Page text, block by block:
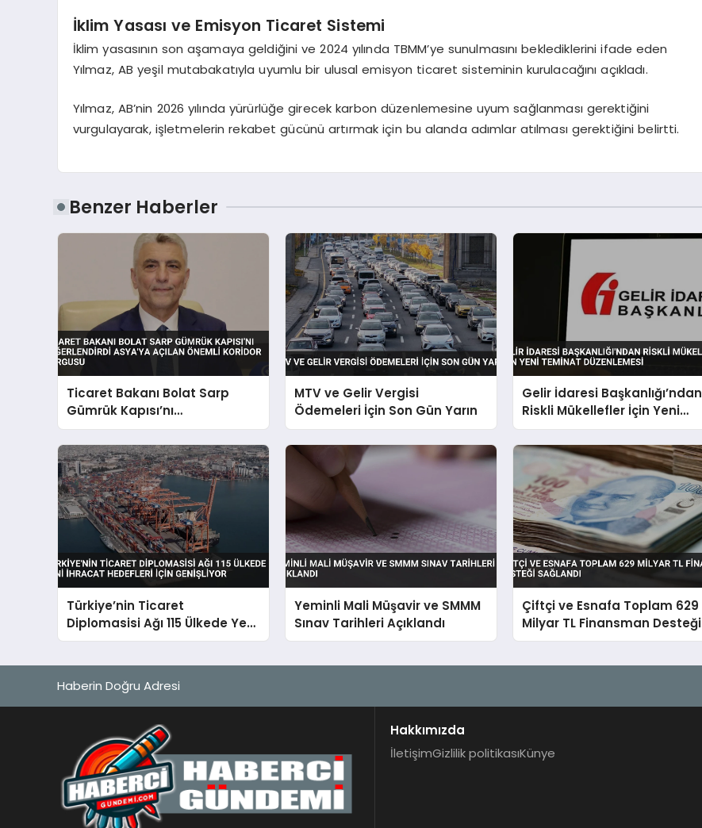
İklim Yasası ve Emisyon Ticaret Sistemi
İklim yasasının son aşamaya geldiğini ve 2024 yılında TBMM’ye sunulmasını beklediklerini ifade eden
Yılmaz, AB yeşil mutabakatıyla uyumlu bir ulusal emisyon ticaret sisteminin kurulacağını açıkladı.
Yılmaz, AB’nin 2026 yılında yürürlüğe girecek karbon düzenlemesine uyum sağlanması gerektiğini
vurgulayarak, işletmelerin rekabet gücünü artırmak için bu alanda adımlar atılması gerektiğini belirtti.
Benzer Haberler
Ticaret Bakanı Bolat Sarp
Gümrük Kapısı’nı
Değerlendirdi Asya’ya Açılan
Önemli Koridor Vurgusu
MTV ve Gelir Vergisi
Ödemeleri İçin Son Gün Yarın
Gelir İdaresi Başkanlığı’ndan
Riskli Mükellefler İçin Yeni
Teminat Düzenlemesi
Türkiye’nin Ticaret
Diplomasisi Ağı 115 Ülkede Yeni
İhracat Hedefleri İçin
Yeminli Mali Müşavir ve SMMM
Sınav Tarihleri Açıklandı
Çiftçi ve Esnafa Toplam 629
Milyar TL Finansman Desteği
Sağlandı
Haberin Doğru Adresi
Hakkımızda
İletişimGizlilik politikasıKünye